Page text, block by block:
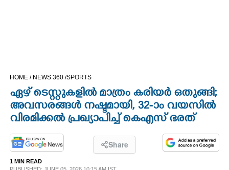
CINEMA
OPINION
PHOTOS
LIFESTYLE
HOME / NEWS 360 /SPORTS
ഏഴ് ടെസ്റ്റുകളിൽ മാത്രം കരിയർ ഒതുങ്ങി;
അവസരങ്ങൾ നഷ്ടമായി, 32-ാം വയസിൽ
വിരമിക്കൽ പ്രഖ്യാപിച്ച് കെഎസ് ഭരത്
Share
1 MIN READ